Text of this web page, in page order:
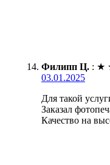
Филипп Ц. : ★
03.01.2025
Для такой
Заказал
Качество на